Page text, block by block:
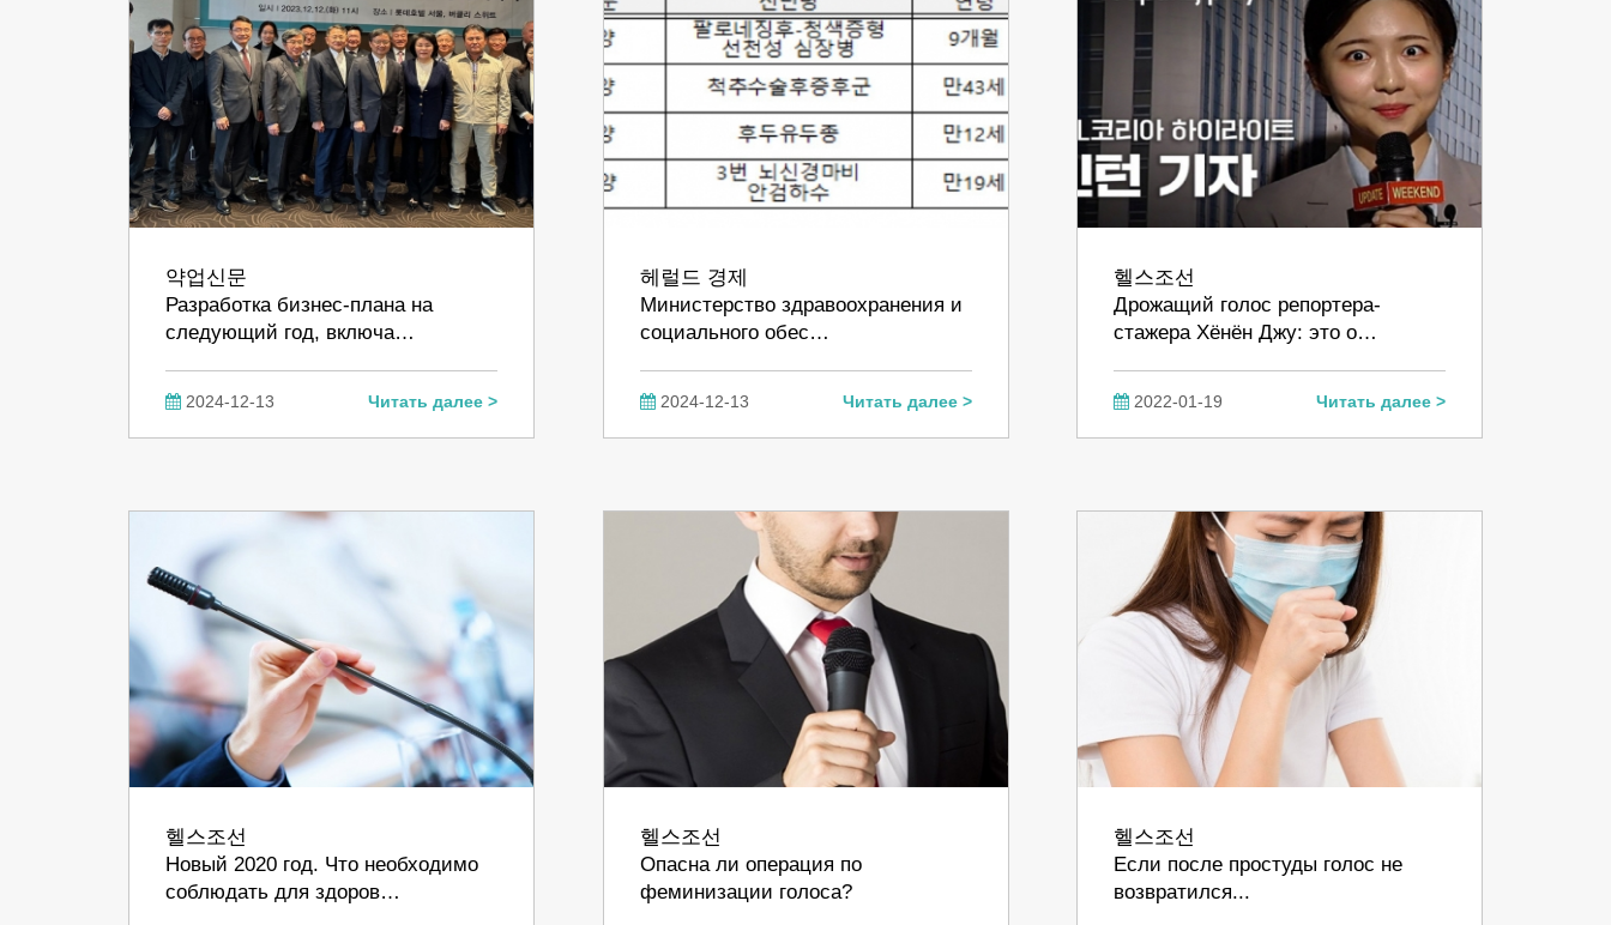
약업신문
Разработка бизнес-плана на
следующий год, включа…
2024-12-13 Читать далее >
헤럴드 경제
Министерство здравоохранения и
социального обес…
2024-12-13 Читать далее >
헬스조선
Дрожащий голос репортера-
стажера Хёнён Джу: это о…
2022-01-19 Читать далее >
헬스조선
Новый 2020 год. Что необходимо
соблюдать для здоров…
헬스조선
Опасна ли операция по
феминизации голоса?
헬스조선
Если после простуды голос не
возвратился...